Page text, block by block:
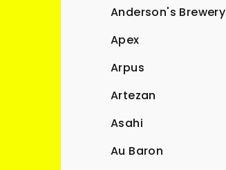
Anderson's Brewery
Apex
Arpus
Artezan
Asahi
Au Baron